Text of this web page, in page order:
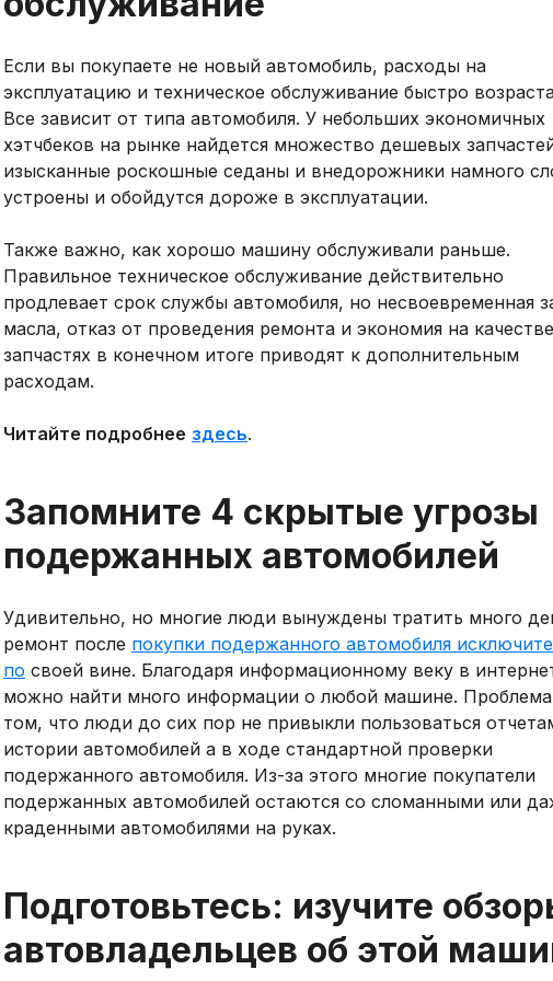
Если вы покупаете не новый автомобиль, расходы на
эксплуатацию и техническое обслуживание быстро
Все зависит от типа автомобиля. У небольших экономичных
хэтчбеков на рынке найдется множество дешевых
изысканные роскошные седаны и внедорожники намного
устроены и обойдутся дороже в эксплуатации.
Также важно, как хорошо машину обслуживали раньше.
Правильное техническое обслуживание действительно
продлевает срок службы автомобиля, но несвоевременная
масла, отказ от проведения ремонта и экономия на
запчастях в конечном итоге приводят к дополнительным
расходам.
Читайте подробнее здесь.
Запомните 4 скрытые угрозы
подержанных автомобилей
Удивительно, но многие люди вынуждены тратить много
ремонт после покупки подержанного автомобиля
по своей вине. Благодаря информационному веку в
можно найти много информации о любой машине.
том, что люди до сих пор не привыкли пользоваться
истории автомобилей а в ходе стандартной проверки
подержанного автомобиля. Из-за этого многие покупатели
подержанных автомобилей остаются со сломанными или
краденными автомобилями на руках.
Подготовьтесь: изучите
автовладельцев об этой